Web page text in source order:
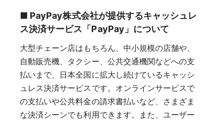
■ PayPay株式会社が提供するキャッシュレ
ス決済サービス「PayPay」について
大型チェーン店はもちろん、中小規模の店舗や、
自動販売機、タクシー、公共交通機関などへの支
払いまで、日本全国に拡大し続けているキャッシ
ュレス決済サービスです。オンラインサービスで
の支払いや公共料金の請求書払いなど、さまざま
な決済シーンでも利用できます。また、ユーザー